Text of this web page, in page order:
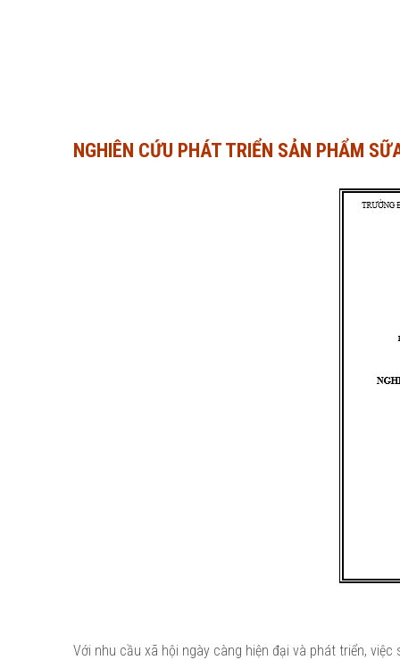
NGHIÊN CỨU PHÁT TRIỂN SẢN PHẨM
Với nhu cầu xã hội ngày càng hiện đại và phát triển,